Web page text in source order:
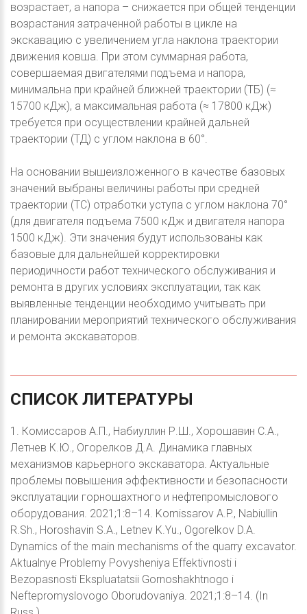
возрастает, а напора – снижается при общей тенденции
возрастания затраченной работы в цикле на
экскавацию с увеличением угла наклона траектории
движения ковша. При этом суммарная работа,
совершаемая двигателями подъема и напора,
минимальна при крайней ближней траектории (ТБ) (≈
15700 кДж), а максимальная работа (≈ 17800 кДж)
требуется при осуществлении крайней дальней
траектории (ТД) с углом наклона в 60°.
На основании вышеизложенного в качестве базовых
значений выбраны величины работы при средней
траектории (ТС) отработки уступа с углом наклона 70°
(для двигателя подъема 7500 кДж и двигателя напора
1500 кДж). Эти значения будут использованы как
базовые для дальнейшей корректировки
периодичности работ технического обслуживания и
ремонта в других условиях эксплуатации, так как
выявленные тенденции необходимо учитывать при
планировании мероприятий технического обслуживания
и ремонта экскаваторов.
СПИСОК ЛИТЕРАТУРЫ
1. Комиссаров А.П., Набиуллин Р.Ш., Хорошавин С.А.,
Летнев К.Ю., Огорелков Д.А. Динамика главных
механизмов карьерного экскаватора. Актуальные
проблемы повышения эффективности и безопасности
эксплуатации горношахтного и нефтепромыслового
оборудования. 2021;1:8–14. Komissarov A.P., Nabiullin
R.Sh., Horoshavin S.A., Letnev K.Yu., Ogorelkov D.A.
Dynamics of the main mechanisms of the quarry excavator.
Aktualnye Problemy Povysheniya Effektivnosti i
Bezopasnosti Ekspluatatsii Gornoshakhtnogo i
Neftepromyslovogo Oborudovaniya. 2021;1:8–14. (In